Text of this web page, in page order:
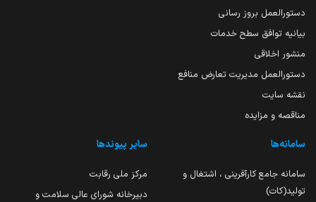
دستورالعمل بروز رسانی
بیانیه توافق سطح خدمات
منشور اخلاقی
دستورالعمل مدیریت تعارض منافع
نقشه سایت
مناقصه و مزایده
سامانه‌ها
سامانه جامع کارآفرینی ، اشتغال و
تولید(کات)
سایر پیوندها
مرکز ملی رقابت
دبیرخانه شورای عالی سلامت و